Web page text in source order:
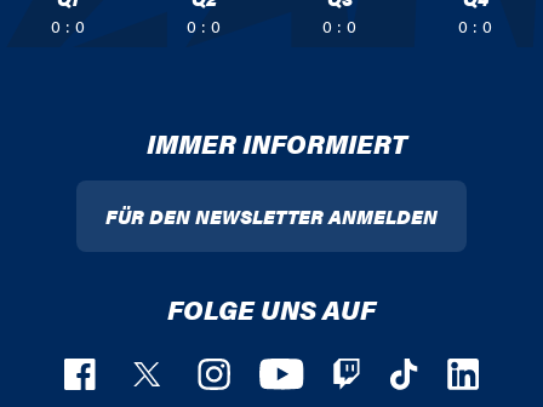
0 : 0 0 : 0 0 : 0 0 : 0
IMMER INFORMIERT
FÜR DEN NEWSLETTER ANMELDEN
FOLGE UNS AUF